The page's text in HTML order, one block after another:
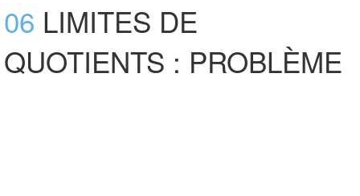
06 LIMITES DE
QUOTIENTS : PROBLÈME